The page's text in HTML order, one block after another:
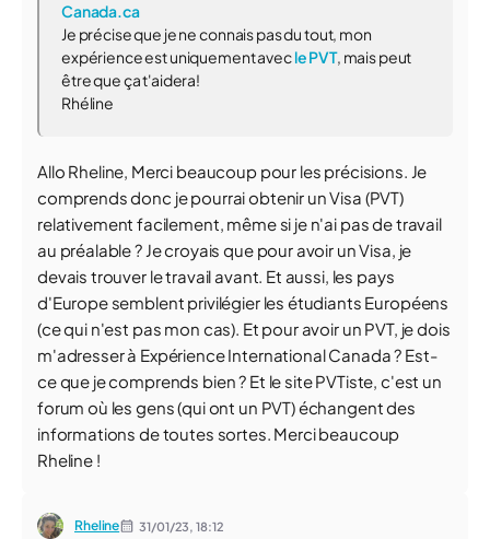
Canada.ca
Je précise que je ne connais pas du tout, mon
expérience est uniquement avecle PVT, mais peut
être que ça t'aidera!
Rhéline
Allo Rheline, Merci beaucoup pour les précisions. Je
comprends donc je pourrai obtenir un Visa (PVT)
relativement facilement, même si je n'ai pas de travail
au préalable ? Je croyais que pour avoir un Visa, je
devais trouver le travail avant. Et aussi, les pays
d'Europe semblent privilégier les étudiants Européens
(ce qui n'est pas mon cas). Et pour avoir un PVT, je dois
m'adresser à Expérience International Canada ? Est-
ce que je comprends bien ? Et le site PVTiste, c'est un
forum où les gens (qui ont un PVT) échangent des
informations de toutes sortes. Merci beaucoup
Rheline !
Rheline 31/01/23,18:12